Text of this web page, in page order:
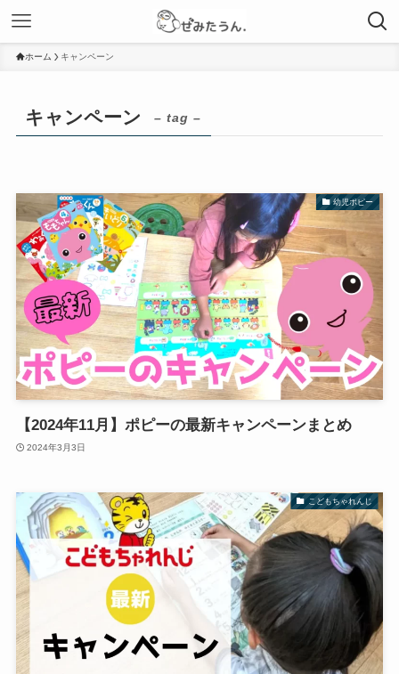
ホーム キャンペーン
キャンペーン – tag –
幼児ポピー
【2024年11月】ポピーの最新キャンペーンまとめ
2024年3月3日
こどもちゃれんじ